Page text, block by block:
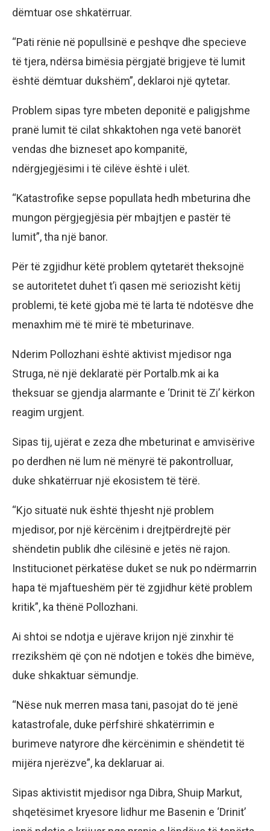
dëmtuar ose shkatërruar.
“Pati rënie në popullsinë e peshqve dhe specieve
të tjera, ndërsa bimësia përgjatë brigjeve të lumit
është dëmtuar dukshëm”, deklaroi një qytetar.
Problem sipas tyre mbeten deponitë e paligjshme
pranë lumit të cilat shkaktohen nga vetë banorët
vendas dhe bizneset apo kompanitë,
ndërgjegjësimi i të cilëve është i ulët.
“Katastrofike sepse popullata hedh mbeturina dhe
mungon përgjegjësia për mbajtjen e pastër të
lumit”, tha një banor.
Për të zgjidhur këtë problem qytetarët theksojnë
se autoritetet duhet t’i qasen më seriozisht këtij
problemi, të ketë gjoba më të larta të ndotësve dhe
menaxhim më të mirë të mbeturinave.
Nderim Pollozhani është aktivist mjedisor nga
Struga, në një deklaratë për Portalb.mk ai ka
theksuar se gjendja alarmante e ‘Drinit të Zi’ kërkon
reagim urgjent.
Sipas tij, ujërat e zeza dhe mbeturinat e amvisërive
po derdhen në lum në mënyrë të pakontrolluar,
duke shkatërruar një ekosistem të tërë.
“Kjo situatë nuk është thjesht një problem
mjedisor, por një kërcënim i drejtpërdrejtë për
shëndetin publik dhe cilësinë e jetës në rajon.
Institucionet përkatëse duket se nuk po ndërmarrin
hapa të mjaftueshëm për të zgjidhur këtë problem
kritik”, ka thënë Pollozhani.
Ai shtoi se ndotja e ujërave krijon një zinxhir të
rrezikshëm që çon në ndotjen e tokës dhe bimëve,
duke shkaktuar sëmundje.
“Nëse nuk merren masa tani, pasojat do të jenë
katastrofale, duke përfshirë shkatërrimin e
burimeve natyrore dhe kërcënimin e shëndetit të
mijëra njerëzve”, ka deklaruar ai.
Sipas aktivistit mjedisor nga Dibra, Shuip Markut,
shqetësimet kryesore lidhur me Basenin e ‘Drinit’